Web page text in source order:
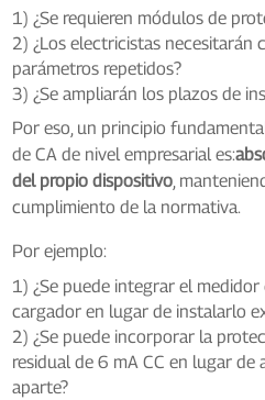
1) ¿Se requieren módulos de
2) ¿Los electricistas necesitarán
parámetros repetidos?
3) ¿Se ampliarán los plazos de
Por eso, un principio
de CA de nivel empresarial es:
del propio dispositivo,
cumplimiento de la normativa.
Por ejemplo:
1) ¿Se puede integrar el
cargador en lugar de instalarlo
2) ¿Se puede incorporar la
residual de 6 mA CC en lugar
aparte?